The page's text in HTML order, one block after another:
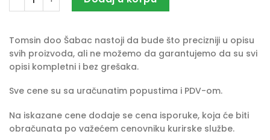
Tomsin doo Šabac nastoji da bude što precizniji u opisu
svih proizvoda, ali ne možemo da garantujemo da su svi
opisi kompletni i bez grešaka.
Sve cene su sa uračunatim popustima i PDV-om.
Na iskazane cene dodaje se cena isporuke, koja će biti
obračunata po važećem cenovniku kurirske službe.